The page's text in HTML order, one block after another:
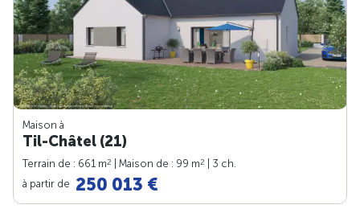
Maison à
Til-Châtel (21)
Terrain de : 661 m2 | Maison de : 99 m2
| 3 ch.
à partir de 250 013 €